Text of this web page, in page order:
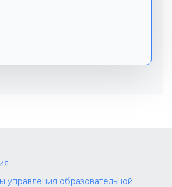
управления образовательной